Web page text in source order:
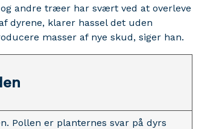
andre træer har svært ved at overleve
dyrene, klarer hassel det uden
masser af nye skud, siger han.
Pollen er planternes svar på dyrs